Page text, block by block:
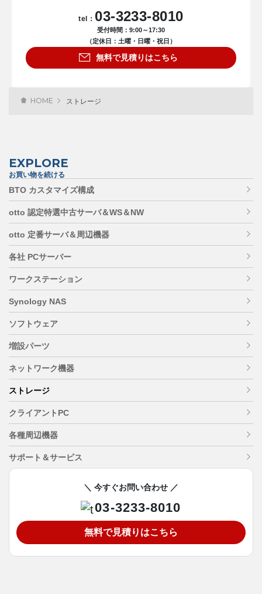
tel： 03-3233-8010
受付時間：9:00～17:30
（定休日：土曜・日曜・祝日）
無料で見積りはこちら
HOME ストレージ
EXPLORE
お買い物を続ける
BTO カスタマイズ構成
otto 認定特選中古サーバ＆WS＆NW
otto 定番サーバ＆周辺機器
各社 PCサーバー
ワークステーション
Synology NAS
ソフトウェア
増設パーツ
ネットワーク機器
ストレージ
クライアントPC
各種周辺機器
サポート＆サービス
＼ 今すぐお問い合わせ ／
03-3233-8010
無料で見積りはこちら